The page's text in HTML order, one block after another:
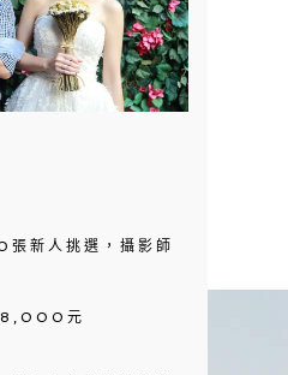
張新人挑選，攝影師
元